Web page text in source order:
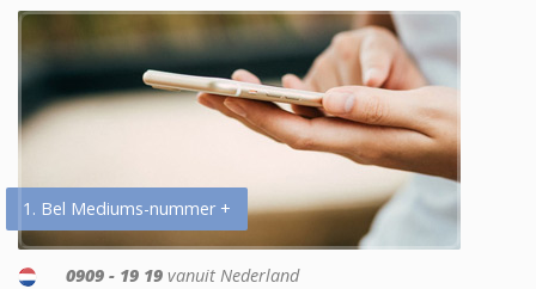
1. Bel Mediums-nummer +
0909 - 19 19 vanuit Nederland